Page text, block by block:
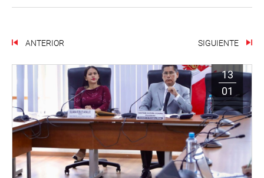
ANTERIOR SIGUIENTE
13
01